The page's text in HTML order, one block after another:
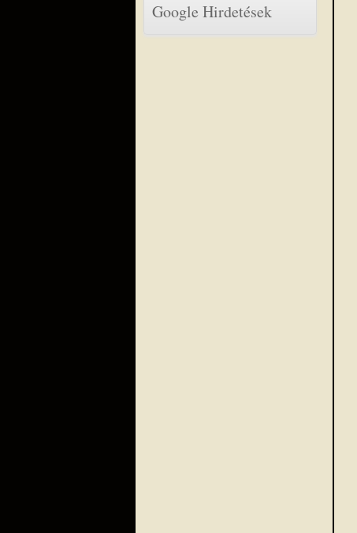
Google Hirdetések